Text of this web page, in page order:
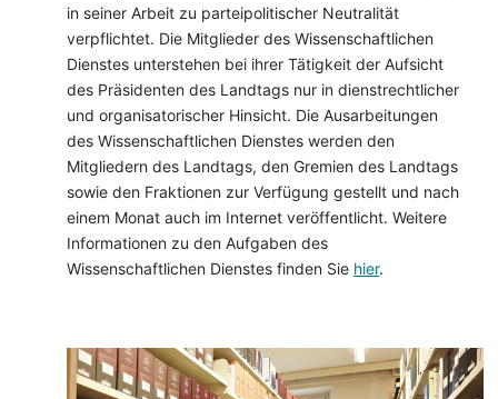
in seiner Arbeit zu parteipolitischer Neutralität
verpflichtet. Die Mitglieder des Wissenschaftlichen
Dienstes unterstehen bei ihrer Tätigkeit der Aufsicht
des Präsidenten des Landtags nur in dienstrechtlicher
und organisatorischer Hinsicht. Die Ausarbeitungen
des Wissenschaftlichen Dienstes werden den
Mitgliedern des Landtags, den Gremien des Landtags
sowie den Fraktionen zur Verfügung gestellt und nach
einem Monat auch im Internet veröffentlicht. Weitere
Informationen zu den Aufgaben des
Wissenschaftlichen Dienstes finden Sie hier.